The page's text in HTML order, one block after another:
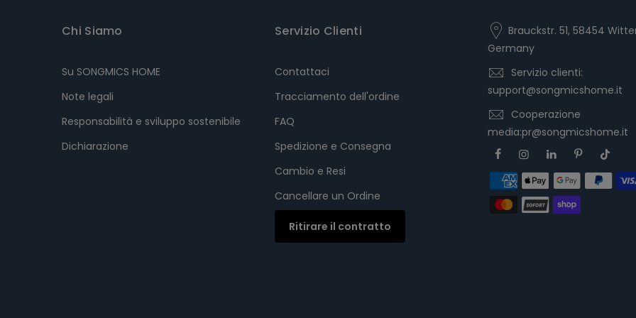
Chi Siamo
Su SONGMICS HOME
Note legali
Responsabilità e sviluppo sostenibile
Dichiarazione
Servizio Clienti
Contattaci
Tracciamento dell'ordine
FAQ
Spedizione e Consegna
Cambio e Resi
Cancellare un Ordine
Ritirare il contratto
Brauckstr. 51, 58454
Germany
Servizio clienti:
support@songmicshome.it
Cooperazione
media:pr@songmicshome.it